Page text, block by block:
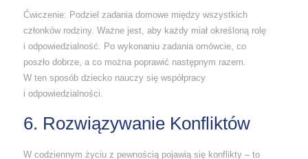
Ćwiczenie: Podziel zadania domowe między wszystkich
członków rodziny. Ważne jest, aby każdy miał określoną rolę
i odpowiedzialność. Po wykonaniu zadania omówcie, co
poszło dobrze, a co można poprawić następnym razem.
W ten sposób dziecko nauczy się współpracy
i odpowiedzialności.
6. Rozwiązywanie Konfliktów
W codziennym życiu z pewnością pojawią się konflikty – to